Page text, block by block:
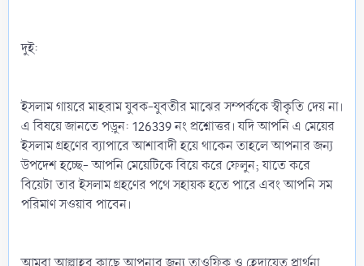
দুই:
ইসলাম গায়রে মাহরাম যুবক-যুবতীর মাঝের সম্পর্ককে স্বীকৃতি দেয় না।
এ বিষয়ে জানতে পড়ুন: 126339 নং প্রশ্নোত্তর। যদি আপনি এ মেয়ের
ইসলাম গ্রহণের ব্যাপারে আশাবাদী হয়ে থাকেন তাহলে আপনার জন্য
উপদেশ হচ্ছে- আপনি মেয়েটিকে বিয়ে করে ফেলুন; যাতে করে
বিয়েটা তার ইসলাম গ্রহণের পথে সহায়ক হতে পারে এবং আপনি সম
পরিমাণ সওয়াব পাবেন।